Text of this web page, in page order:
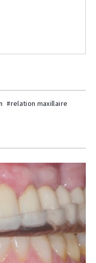
#relation maxillaire